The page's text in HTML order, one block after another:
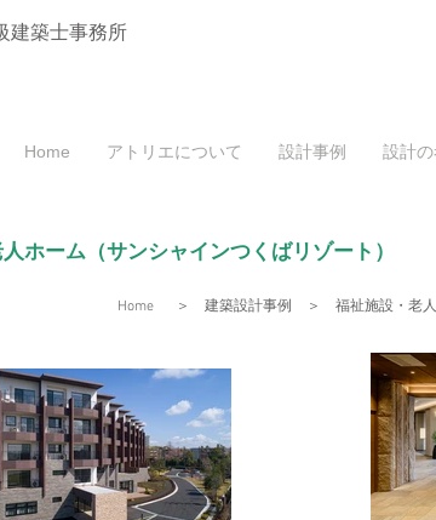
建築士事務所
Home アトリエについて 設計事例 設計
ホーム（サンシャインつくばリゾート）
Home ＞ 建築設計事例 ＞ 福祉施設・老